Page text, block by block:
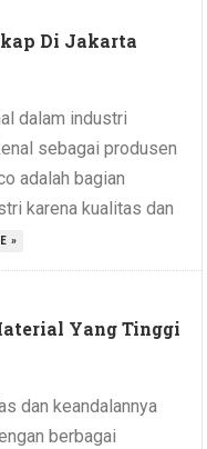
Di Jakarta
dalam industri
sebagai produsen
adalah bagian
karena kualitas dan
»
Yang Tinggi
dan keandalannya
berbagai